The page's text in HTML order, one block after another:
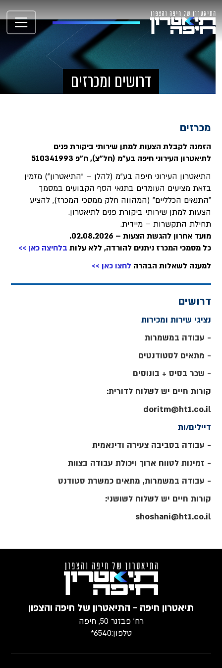
דרושים ומכרזים
מכרזים
הזמנה לקבלת הצעות למתן שירותי ביקורת פנים
לתיאטרון העירוני חיפה בע"מ (חל"צ), ח"פ 510341993
התיאטרון העירוני חיפה בע"מ (להלן – "התיאטרון") מזמין
בזאת מציעים העומדים בתנאי הסף הקבועים במסמך
"התנאים הכלליים" (המהווה חלק ממסכי המכרז), להציע
הצעות למתן שירותי ביקורת פנים לתיאטרון.
תחילת התקשרות – מיידית.
מועד אחרון להגשת הצעות – 02.08.2026.
כל מסמכי המכרז ניתנים להורדה, ללא עלות בלחיצה כאן >>
למענה לשאלות הבהרהלחצו כאן >>
דרושים
נציגי שירות ומכירות
- עבודה במשמרות
- מתאים לסטודנטים
- שכר בסיס + בונוסים
קורות חיים יש לשלוח לדורית:
doritm@ht1.co.il
דיילים/ות
- עבודה בסביבה צעירה ודינאמית
- זמינות לטווח ארוך ויכולת עבודה בצוות
- עבודה במשמרות, מתאים כמשרת סטודנט
קורות חיים יש לשלוח לשושני:
shoshani@ht1.co.il
תיאטרון חיפה - התיאטרון של חיפה והצפון
רח׳ פבזנר 50, חיפה
טלפון:6540*